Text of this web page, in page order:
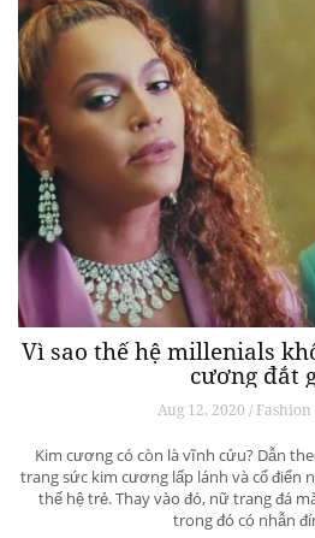
Vì sao thế hệ millenials
cương đắt
Aug 12, 2020 /
Kim cương có còn là vĩnh cửu? Dẫn
trang sức kim cương lấp lánh và cổ điển
thế hệ trẻ. Thay vào đó, nữ trang đá
trong đó có nhẫn